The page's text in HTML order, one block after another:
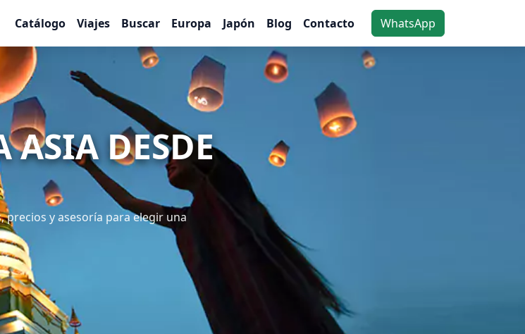
Catálogo Viajes Buscar Europa Japón Blog Contacto WhatsApp
ASIA DESDE
precios y asesoría para elegir una